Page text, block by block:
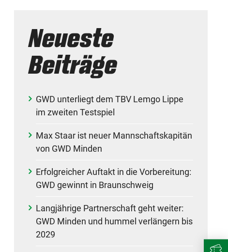
Neueste
Beiträge
GWD unterliegt dem TBV Lemgo Lippe
im zweiten Testspiel
Max Staar ist neuer Mannschaftskapitän
von GWD Minden
Erfolgreicher Auftakt in die Vorbereitung:
GWD gewinnt in Braunschweig
Langjährige Partnerschaft geht weiter:
GWD Minden und hummel verlängern bis
2029